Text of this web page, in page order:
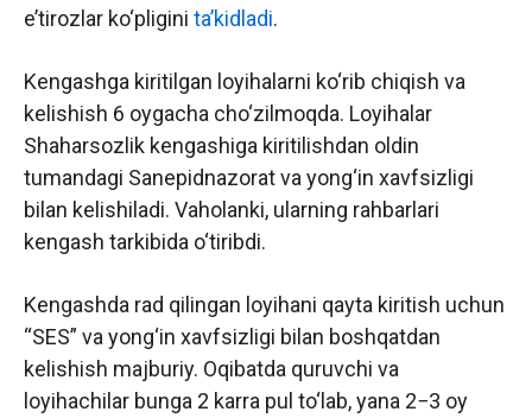
e’tirozlar ko‘pligini ta’kidladi.
Kengashga kiritilgan loyihalarni ko‘rib chiqish va
kelishish 6 oygacha cho‘zilmoqda. Loyihalar
Shaharsozlik kengashiga kiritilishdan oldin
tumandagi Sanepidnazorat va yong‘in xavfsizligi
bilan kelishiladi. Vaholanki, ularning rahbarlari
kengash tarkibida o‘tiribdi.
Kengashda rad qilingan loyihani qayta kiritish uchun
“SES” va yong‘in xavfsizligi bilan boshqatdan
kelishish majburiy. Oqibatda quruvchi va
loyihachilar bunga 2 karra pul to‘lab, yana 2−3 oy